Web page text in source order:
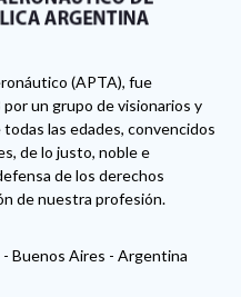
(APTA), fue
un grupo de visionarios y
las edades, convencidos
de lo justo, noble e
de los derechos
de nuestra profesión.
Buenos Aires - Argentina